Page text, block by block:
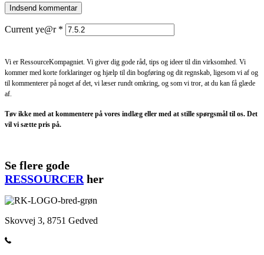
Current ye@r *
Vi er RessourceKompagniet. Vi giver dig gode råd, tips og ideer til din virksomhed. Vi
kommer med korte forklaringer og hjælp til din bogføring og dit regnskab, ligesom vi af og
til kommenterer på noget af det, vi læser rundt omkring, og som vi tror, at du kan få glæde
af.
Tøv ikke med at kommentere på vores indlæg eller med at stille spørgsmål til os. Det
vil vi sætte pris på.
Se flere gode
RESSOURCER her
Skovvej 3, 8751 Gedved